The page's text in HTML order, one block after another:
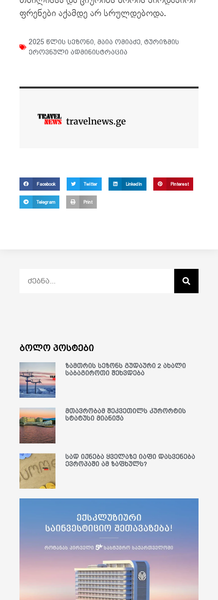
ფრენები აქამდე არ სრულდებოდა.
2025 წლის სეზონი მაია ომიაძე ტურიზმის
ეროვნული ადმინისტრაცია
travelnews.ge
Facebook Twitter LinkedIn Pinterest
Telegram Print
ბოლო პოსტები
ზამთრის სეზონს გუდაური 2 ახალი
საბაგიროთი შეხვდება
მთავრობამ შეკვეთილს კურორტის
სტატუსი მიანიჭა
სად იქნება ყველაზე იაფი დასვენება
ევროპაში ამ ზაფხულს?